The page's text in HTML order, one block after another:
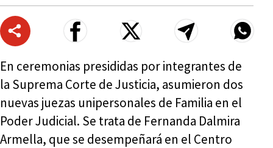
En ceremonias presididas por integrantes de
la Suprema Corte de Justicia, asumieron dos
nuevas juezas unipersonales de Familia en el
Poder Judicial. Se trata de Fernanda Dalmira
Armella, que se desempeñará en el Centro